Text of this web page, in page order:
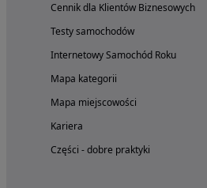
Cennik dla Klientów Biznesowych
Testy samochodów
Internetowy Samochód Roku
Mapa kategorii
Mapa miejscowości
Kariera
Części - dobre praktyki